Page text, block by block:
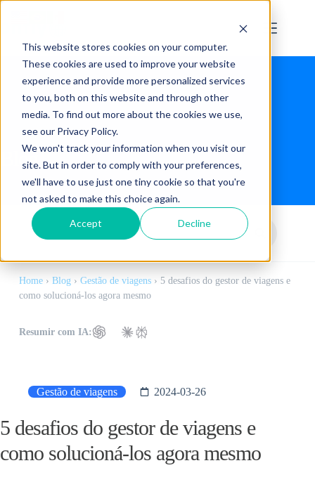
This website stores cookies on your computer.
These cookies are used to improve your website
experience and provide more personalized services
to you, both on this website and through other
media. To find out more about the cookies we use,
see our Privacy Policy.
We won't track your information when you visit our
site. But in order to comply with your preferences,
we'll have to use just one tiny cookie so that you're
not asked to make this choice again.
Accept Decline
Blog
Home› Blog› Gestão de viagens› 5 desafios do gestor de viagens e
como solucioná-los agora mesmo
Resumir com IA:
Gestão de viagens 2024-03-26
5 desafios do gestor de viagens e
como solucioná-los agora mesmo